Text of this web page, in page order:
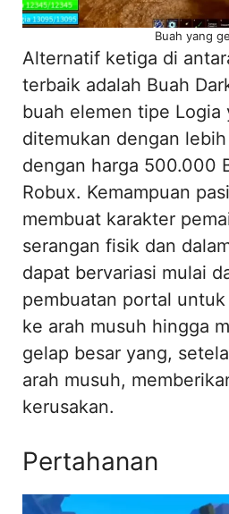
Buah yang
Alternatif ketiga di
terbaik adalah Buah
buah elemen tipe Logia
ditemukan dengan
dengan harga 500.000
Robux. Kemampuan
membuat karakter
serangan fisik dan
dapat bervariasi mulai
pembuatan portal
ke arah musuh hingga
gelap besar yang,
arah musuh,
kerusakan.
Pertahanan